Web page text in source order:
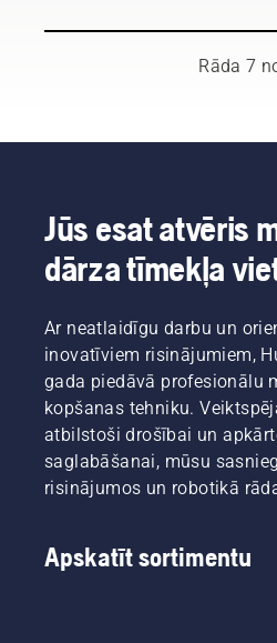
izstrādājumu
Husqvarna
elektrisko
un ar
akumulatoru
rokā
turamo
produktu
nodaļas
vadītājs.
daudz
laika un
akumulatora
tehniku,
šīs rūpes
atkrīt.
Rāda 7
Jūs esat atvēris
dārza tīmekļa
Ar neatlaidīgu darbu un
inovatīviem risinājumiem,
gada piedāvā profesionālu
kopšanas tehniku.
atbilstoši drošībai un
saglabāšanai, mūsu
risinājumos un robotikā
Apskatīt sortimentu